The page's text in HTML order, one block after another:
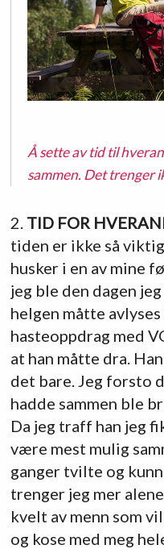
Å sette av tid til
sammen. Det trenger
2. TID FOR
tiden er ikke så
husker i en av mine
jeg ble den dagen
helgen måtte
hasteoppdrag med
at han måtte dra.
det bare. Jeg forsto
hadde sammen ble
Da jeg traff han jeg
være mest mulig
ganger tvilte og
trenger jeg mer
kvelt av menn som
og kose med meg